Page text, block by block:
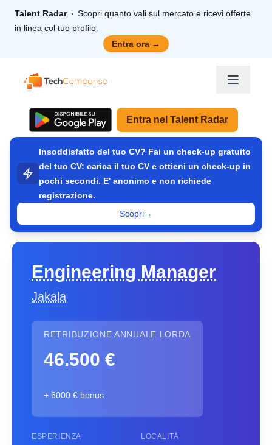
Talent Radar
Scopri quanto vali sul mercato e ricevi offerte
in linea col tuo profilo.
Entra ora →
TechCompenso
Entra nel Talent Radar
Insoddisfatto del tuo CV? Fai un check-up gratuito
del tuo CV: carica il tuo CV e ottieni un check-up in
pochi secondi. E' anonimo e non richiede
registrazione.
Scopri→
Engineering Manager
Jakala
RETRIBUZIONE ANNUALE LORDA
46.500 €
+ 6000 € bonus
ESPERIENZA LOCALITÀ